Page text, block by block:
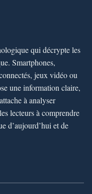
qui décrypte les
Smartphones,
jeux vidéo ou
une information claire,
à analyser
lecteurs à comprendre
d’aujourd’hui et de